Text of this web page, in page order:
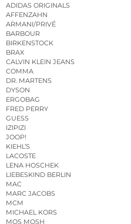
ADIDAS ORIGINALS
AFFENZAHN
ARMANI/PRIVÉ
BARBOUR
BIRKENSTOCK
BRAX
CALVIN KLEIN JEANS
COMMA
DR. MARTENS
DYSON
ERGOBAG
FRED PERRY
GUESS
IZIPIZI
JOOP!
KIEHL’S
LACOSTE
LENA HOSCHEK
LIEBESKIND BERLIN
MAC
MARC JACOBS
MCM
MICHAEL KORS
MOS MOSH